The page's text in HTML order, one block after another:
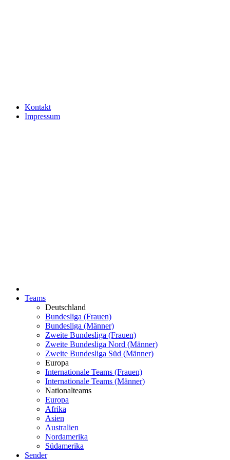
Kontakt
Impressum
Teams
Deutschland
Bundesliga (Frauen)
Bundesliga (Männer)
Zweite Bundesliga (Frauen)
Zweite Bundesliga Nord (Männer)
Zweite Bundesliga Süd (Männer)
Europa
Internationale Teams (Frauen)
Internationale Teams (Männer)
Nationalteams
Europa
Afrika
Asien
Australien
Nordamerika
Südamerika
Sender